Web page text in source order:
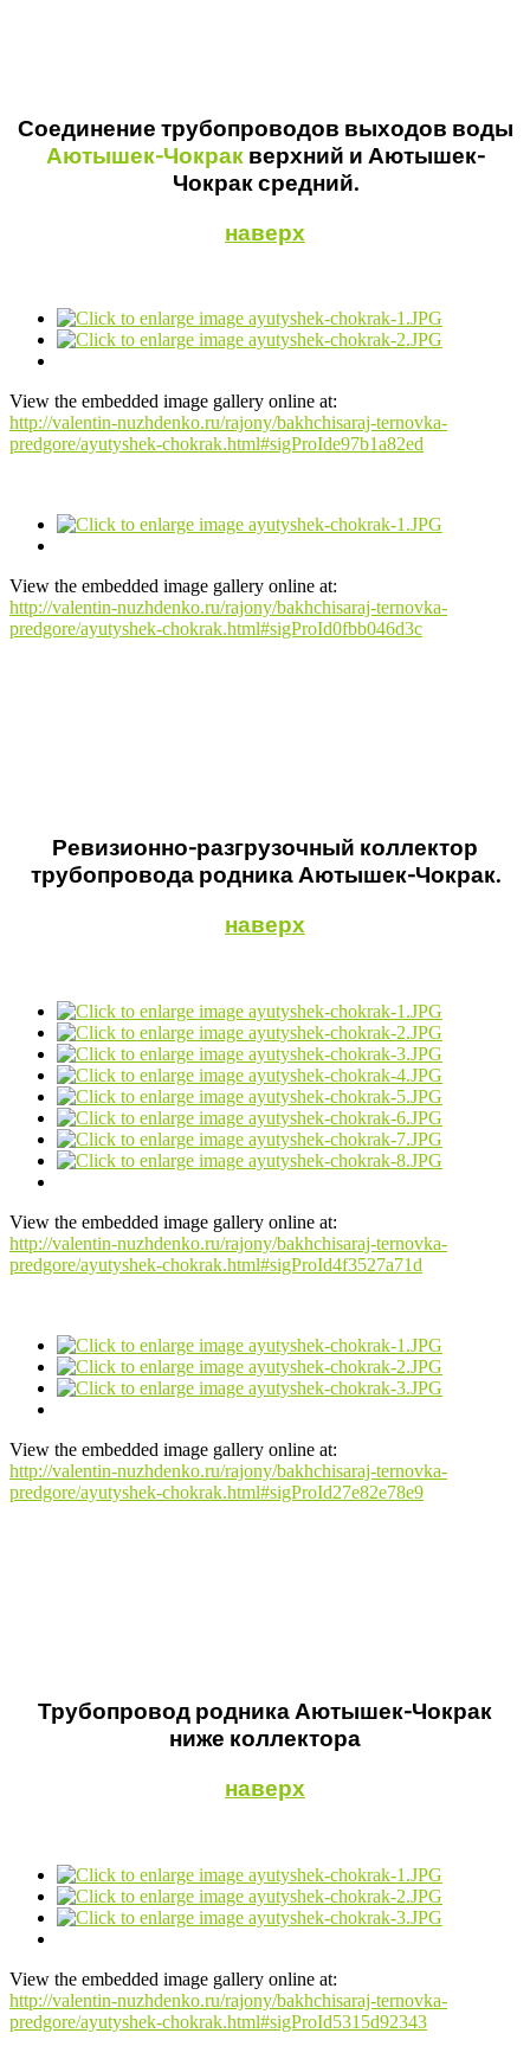
Соединение трубопроводов выходов воды
Аютышек-Чокракверхний и Аютышек-
Чокрак средний.
наверх
View the embedded image gallery online at:
http://valentin-nuzhdenko.ru/rajony/bakhchisaraj-ternovka-
predgore/ayutyshek-chokrak.html#sigProIde97b1a82ed
View the embedded image gallery online at:
http://valentin-nuzhdenko.ru/rajony/bakhchisaraj-ternovka-
predgore/ayutyshek-chokrak.html#sigProId0fbb046d3c
Ревизионно-разгрузочный коллектор
трубопровода родника Аютышек-Чокрак.
наверх
View the embedded image gallery online at:
http://valentin-nuzhdenko.ru/rajony/bakhchisaraj-ternovka-
predgore/ayutyshek-chokrak.html#sigProId4f3527a71d
View the embedded image gallery online at:
http://valentin-nuzhdenko.ru/rajony/bakhchisaraj-ternovka-
predgore/ayutyshek-chokrak.html#sigProId27e82e78e9
Трубопровод родника Аютышек-Чокрак
ниже коллектора
наверх
View the embedded image gallery online at:
http://valentin-nuzhdenko.ru/rajony/bakhchisaraj-ternovka-
predgore/ayutyshek-chokrak.html#sigProId5315d92343